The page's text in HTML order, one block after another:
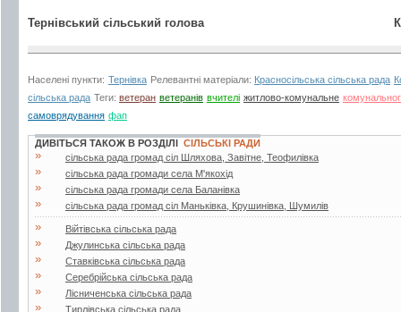
Тернівський сільський голова Кузик
Населені пункти: Тернівка Релевантні матеріали: Красносільська сільська рада
сільська рада Теги: ветеран ветеранів вчителі житлово-комунальне
самоврядування фап
ДИВІТЬСЯ ТАКОЖ В РОЗДІЛІ СІЛЬСЬКІ РАДИ
» сільська рада громад сіл Шляхова, Завітне, Теофилівка
» сільська рада громади села М'якохід
» сільська рада громади села Баланівка
» сільська рада громад сіл Маньківка, Крушинівка, Шумилів
» Війтівська сільська рада
» Джулинська сільська рада
» Ставківська сільська рада
» Серебрійська сільська рада
» Лісниченська сільська рада
» Тирлівська сільська рада